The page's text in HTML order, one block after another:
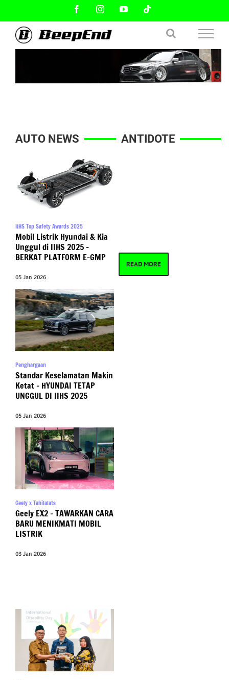
content
FacebookInstagramYouTube
AUTO NEWS
IIHS Top Safety Awards 2025
Mobil Listrik Hyundai & Kia
Unggul di IIHS 2025 –
BERKAT PLATFORM E-GMP
05 Jan 2026
Penghargaan
Standar Keselamatan Makin
Ketat – HYUNDAI TETAP
UNGGUL DI IIHS 2025
05 Jan 2026
Geely x Tahilalats
Geely EX2 – TAWARKAN CARA
BARU MENIKMATI MOBIL
LISTRIK
03 Jan 2026
ANTIDOTE
READ MORE